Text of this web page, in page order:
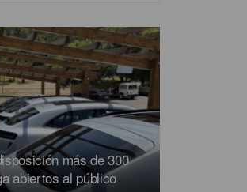
más de 300
abiertos al público